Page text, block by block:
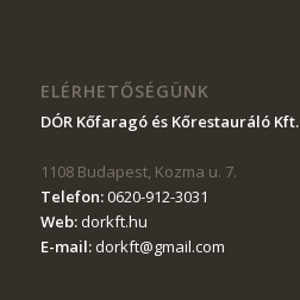
ELÉRHETŐSÉGÜNK
DÓR Kőfaragó és Kőrestauráló Kft.
1108 Budapest, Kozma u. 7.
Telefon:0620-912-3031
Web: dorkft.hu
E-mail: dorkft@gmail.com